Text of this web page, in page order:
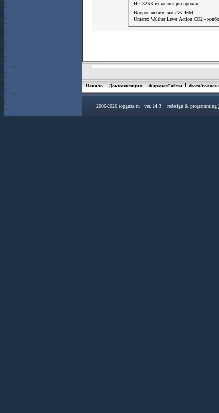
Иж-32БК из коллекции продам
Вопрос любителям ИЖ 46М.
Umarex Walther Lever Action СО2 -
Начало Документация Фирмы/Сайты Фото/голоса
2006-2026 topguns.ru ver. 24.3 redesign & programming